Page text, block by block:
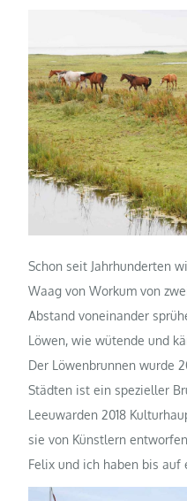
Schon seit Jahrhunderten
Waag von Workum von
Abstand voneinander
Löwen, wie wütende und
Der Löwenbrunnen wurde
Städten ist ein spezieller
Leeuwarden 2018
sie von Künstlern
Felix und ich haben bis auf